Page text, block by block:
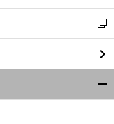
開
く
新
し
い
ウ
ィ
ン